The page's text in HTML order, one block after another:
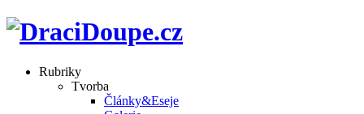
Rubriky
Tvorba
Články&Eseje